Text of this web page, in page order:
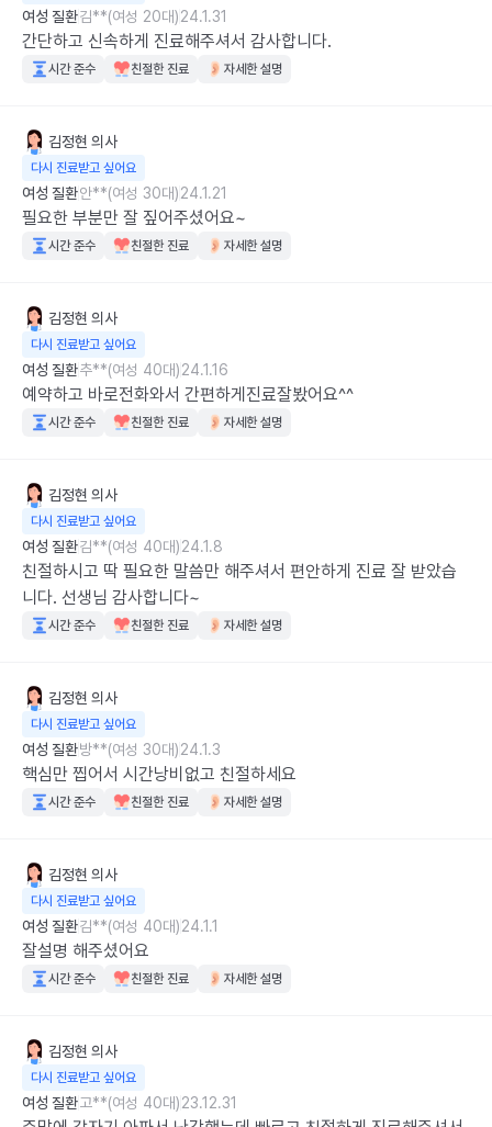
여성 질환김**(여성 20대)24.1.31
간단하고 신속하게 진료해주셔서 감사합니다.
시간 준수 친절한 진료 자세한 설명
김정현 의사
다시 진료받고 싶어요
여성 질환안**(여성 30대)24.1.21
필요한 부분만 잘 짚어주셨어요~
시간 준수 친절한 진료 자세한 설명
김정현 의사
다시 진료받고 싶어요
여성 질환추**(여성 40대)24.1.16
예약하고 바로전화와서 간편하게진료잘봤어요^^
시간 준수 친절한 진료 자세한 설명
김정현 의사
다시 진료받고 싶어요
여성 질환김**(여성 40대)24.1.8
친절하시고 딱 필요한 말씀만 해주셔서 편안하게 진료 잘 받았습
니다. 선생님 감사합니다~
시간 준수 친절한 진료 자세한 설명
김정현 의사
다시 진료받고 싶어요
여성 질환방**(여성 30대)24.1.3
핵심만 찝어서 시간낭비없고 친절하세요
시간 준수 친절한 진료 자세한 설명
김정현 의사
다시 진료받고 싶어요
여성 질환김**(여성 40대)24.1.1
잘설명 해주셨어요
시간 준수 친절한 진료 자세한 설명
김정현 의사
다시 진료받고 싶어요
여성 질환고**(여성 40대)23.12.31